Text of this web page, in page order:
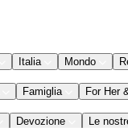
Italia Mondo
Famiglia For Her
Devozione Le